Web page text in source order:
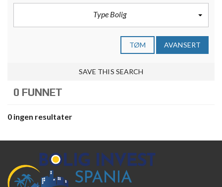
Type Bolig
TØM AVANSERT
SAVE THIS SEARCH
0 FUNNET
0 ingen resultater